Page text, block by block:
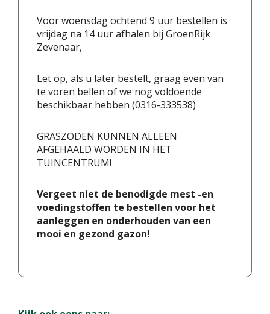
Voor woensdag ochtend 9 uur bestellen is
vrijdag na 14 uur afhalen bij GroenRijk
Zevenaar,
Let op, als u later bestelt, graag even van
te voren bellen of we nog voldoende
beschikbaar hebben (0316-333538)
GRASZODEN KUNNEN ALLEEN
AFGEHAALD WORDEN IN HET
TUINCENTRUM!
Vergeet niet de benodigde mest -en
voedingstoffen te bestellen voor het
aanleggen en onderhouden van een
mooi en gezond gazon!